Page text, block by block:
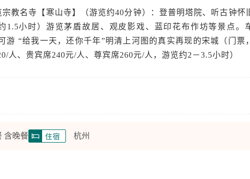
教名寺【寒山寺】（游览约40分钟）：登普明塔院、听古钟怀
1.5小时）游览茅盾故居、观皮影戏、蓝印花布作坊等景点。
游 “给我一天，还你千年”明清上河图的真实再现的宋城（门票
人、贵宾席240元/人、尊宾席260元/人，游览约2－3.5小时）
含晚餐 住宿 杭州